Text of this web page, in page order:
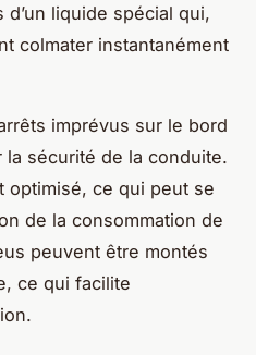
liquide spécial qui,
colmater instantanément
imprévus sur le bord
la sécurité de la conduite.
optimisé, ce qui peut se
de la consommation de
peuvent être montés
ce qui facilite